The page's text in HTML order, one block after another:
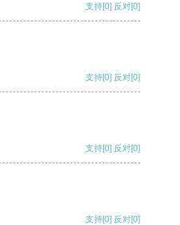
支持[0] 反对[0]
支持[0] 反对[0]
支持[0] 反对[0]
支持[0] 反对[0]